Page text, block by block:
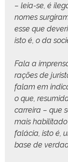
– leia-se, é
nomes
esse que
isto é, o da
Fala a
rações de
falam em
o que,
car­reira – que
mais
falá­cia, isto é,
base de